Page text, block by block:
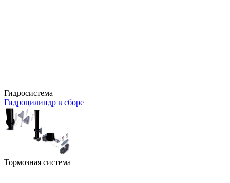
Гидросистема
Гидроцилиндр в сборе
Тормозная система